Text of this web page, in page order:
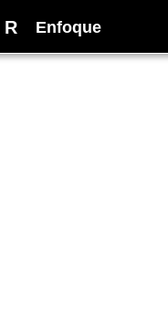
R Enfoque